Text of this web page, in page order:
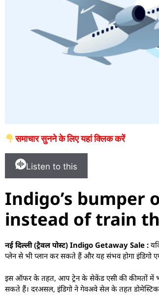
समाचार सुनने के लिए यहां क्लिक करें
Listen to this
Indigo’s bumper
instead of train
नई दिल्ली (ट्रैवल पोस्ट) Indigo Getaway Sale :
प्‍लेन से भी प्‍लान कर सकते हैं और यह संभव होगा इंडिगो
इस ऑफर के तहत, आप ट्रेन के सेकेंड एसी की कीमतों में
सकते हैं। दरअसल, इंडिगो ने गेवअवे सेल के तहत